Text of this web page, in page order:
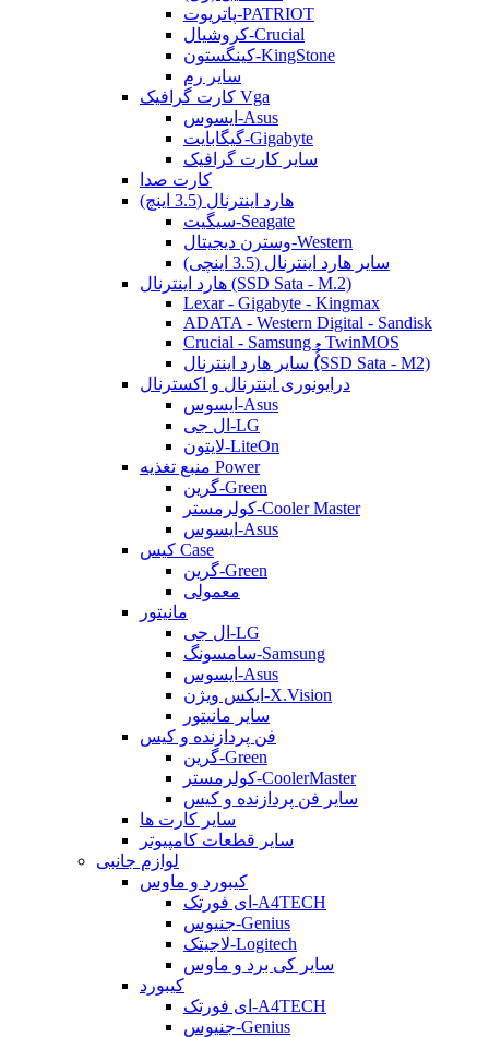
پاتریوت-PATRIOT
کروشیال-Crucial
کینگستون-KingStone
سایر رم
کارت گرافیک Vga
ایسوس-Asus
گیگابایت-Gigabyte
سایر کارت گرافیک
کارت صدا
هارد اینترنال (3.5 اینچ)
سیگیت-Seagate
وسترن دیجیتال-Western
سایر هارد اینترنال (3.5 اینچی)
هارد اینترنال (SSD Sata - M.2)
Lexar - Gigabyte - Kingmax
ADATA - Western Digital - Sandisk
Crucial - Samsung - TwinMOS
سایر هارد اینترنال (ُُُِSSD Sata - M2)
درایونوری اینترنال و اکسترنال
ایسوس-Asus
ال جی-LG
لایتون-LiteOn
منبع تغذیه Power
گرین-Green
کولرمستر-Cooler Master
ایسوس-Asus
کیس Case
گرین-Green
معمولی
مانیتور
ال جی-LG
سامسونگ-Samsung
ایسوس-Asus
ایکس ویژن-X.Vision
سایر مانیتور
فن پردازنده و کیس
گرین-Green
کولرمستر-CoolerMaster
سایر فن پردازنده و کیس
سایر کارت ها
سایر قطعات کامپیوتر
لوازم جانبی
کیبورد و ماوس
ای فورتک-A4TECH
جنیوس-Genius
لاجیتک-Logitech
سایر کی برد و ماوس
کیبورد
ای فورتک-A4TECH
جنیوس-Genius